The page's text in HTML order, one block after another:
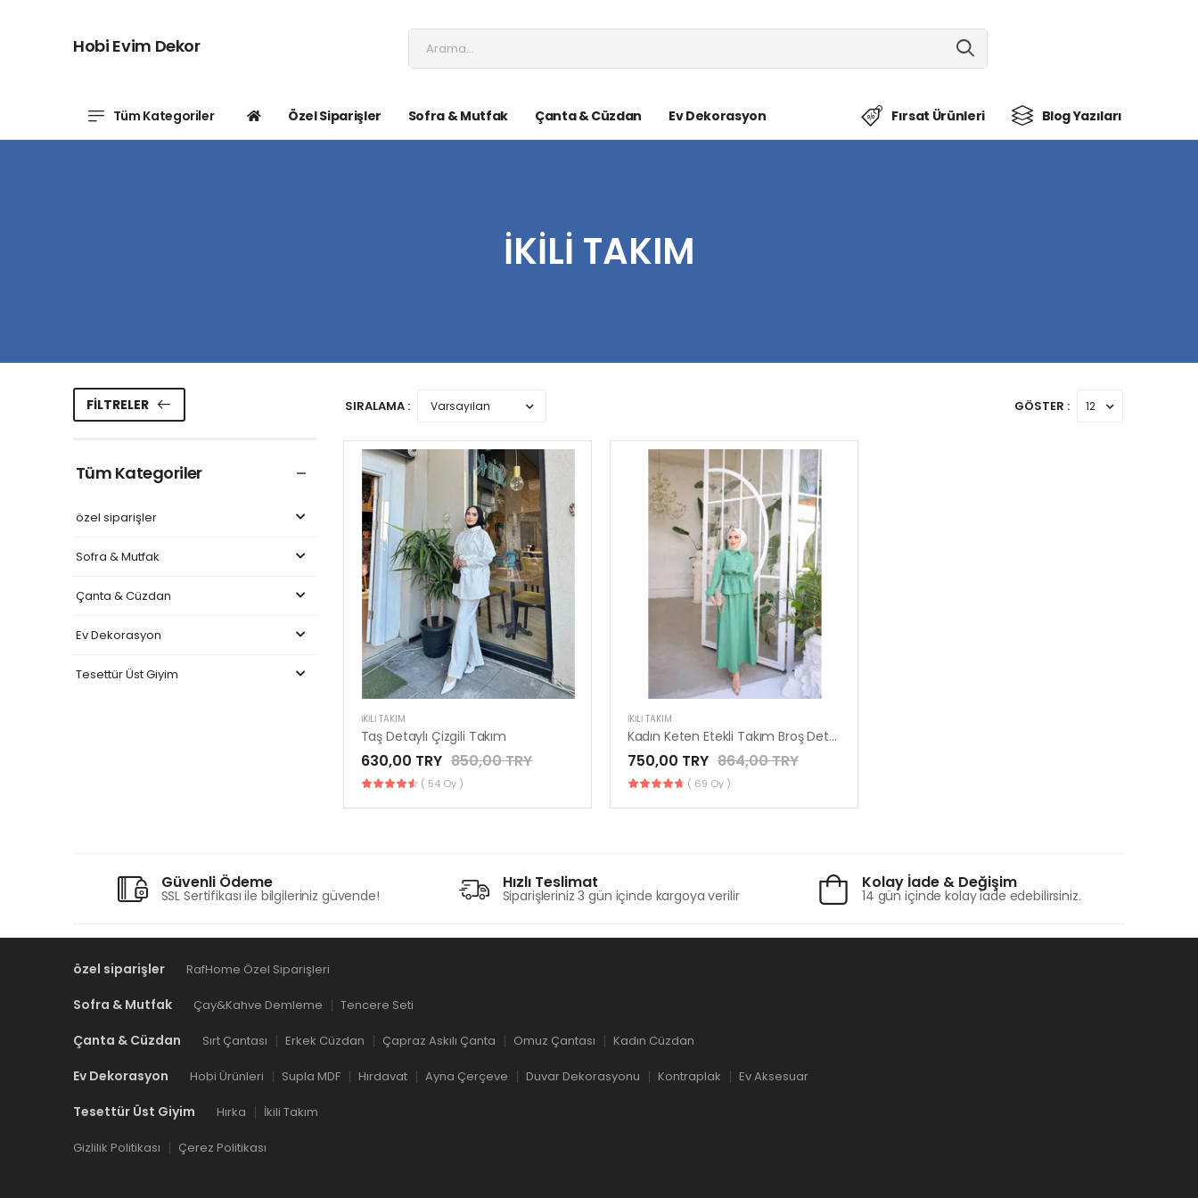
Hobi Evim Dekor
Tüm Kategoriler Özel Siparişler Sofra & Mutfak Çanta & Cüzdan Ev Dekorasyon Fırsat Ürünleri Blog Yazıları
İKILI TAKIM
FILTRELER
Tüm Kategoriler
özel siparişler
Sofra & Mutfak
Çanta & Cüzdan
Ev Dekorasyon
Tesettür Üst Giyim
SIRALAMA : GÖSTER :
İKILI TAKIM
Taş Detaylı Çizgili Takım
630,00 TRY 850,00 TRY
( 54 Oy )
İKILI TAKIM
Kadın Keten Etekli Takım Broş Detaylı
750,00 TRY 864,00 TRY
( 69 Oy )
Güvenli Ödeme
SSL Sertifikası ile bilgileriniz güvende!
Hızlı Teslimat
Siparişleriniz 3 gün içinde kargoya verilir
Kolay İade & Değişim
14 gün içinde kolay iade edebilirsiniz.
özel siparişler RafHome Özel Siparişleri
Sofra & Mutfak Çay&Kahve Demleme Tencere Seti
Çanta & Cüzdan Sırt Çantası Erkek Cüzdan Çapraz Askılı Çanta Omuz Çantası Kadın Cüzdan
Ev Dekorasyon Hobi Ürünleri Supla MDF Hırdavat Ayna Çerçeve Duvar Dekorasyonu Kontraplak Ev Aksesuar
Tesettür Üst Giyim Hırka İkili Takım
Gizlilik Politikası Çerez Politikası